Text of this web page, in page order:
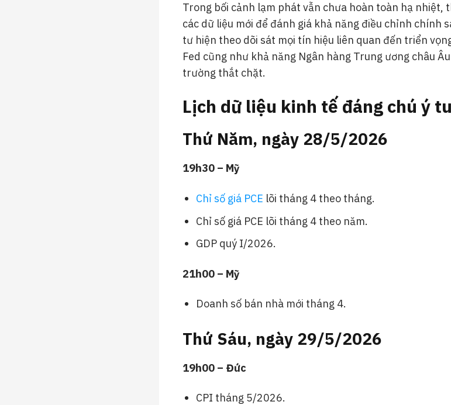
Trong bối cảnh lạm phát vẫn chưa hoàn toàn hạ nhiệt,
các dữ liệu mới để đánh giá khả năng điều chỉnh chính
tư hiện theo dõi sát mọi tín hiệu liên quan đến triển
Fed cũng như khả năng Ngân hàng Trung ương châu
trường thắt chặt.
Lịch dữ liệu kinh tế đáng chú ý
Thứ Năm, ngày 28/5/2026
19h30 – Mỹ
Chỉ số giá PCE lõi tháng 4 theo tháng.
Chỉ số giá PCE lõi tháng 4 theo năm.
GDP quý I/2026.
21h00 – Mỹ
Doanh số bán nhà mới tháng 4.
Thứ Sáu, ngày 29/5/2026
19h00 – Đức
CPI tháng 5/2026.